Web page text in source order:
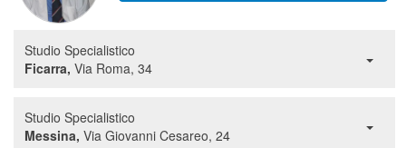
Studio Specialistico
Ficarra, Via Roma, 34
Studio Specialistico
Messina, Via Giovanni Cesareo, 24